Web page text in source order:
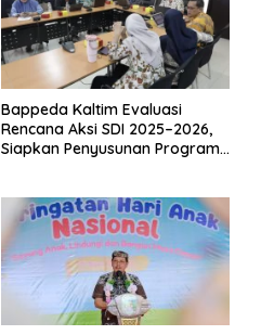
Bappeda Kaltim Evaluasi
Rencana Aksi SDI 2025–2026,
Siapkan Penyusunan Program